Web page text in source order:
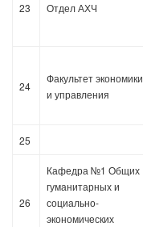
23 Отдел АХЧ
24
Факультет экономики
и управления
25
26
Кафедра №1 Общих
гуманитарных и
социально-
экономических